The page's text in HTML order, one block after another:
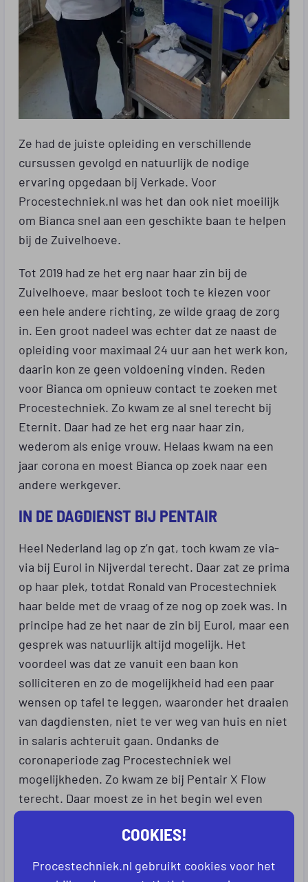
Ze had de juiste opleiding en verschillende
cursussen gevolgd en natuurlijk de nodige
ervaring opgedaan bij Verkade. Voor
Procestechniek.nl was het dan ook niet moeilijk
om Bianca snel aan een geschikte baan te helpen
bij de Zuivelhoeve.
Tot 2019 had ze het erg naar haar zin bij de
Zuivelhoeve, maar besloot toch te kiezen voor
een hele andere richting, ze wilde graag de zorg
in. Een groot nadeel was echter dat ze naast de
opleiding voor maximaal 24 uur aan het werk kon,
daarin kon ze geen voldoening vinden. Reden
voor Bianca om opnieuw contact te zoeken met
Procestechniek. Zo kwam ze al snel terecht bij
Eternit. Daar had ze het erg naar haar zin,
wederom als enige vrouw. Helaas kwam na een
jaar corona en moest Bianca op zoek naar een
andere werkgever.
IN DE DAGDIENST BIJ PENTAIR
Heel Nederland lag op z’n gat, toch kwam ze via-
via bij Eurol in Nijverdal terecht. Daar zat ze prima
op haar plek, totdat Ronald van Procestechniek
haar belde met de vraag of ze nog op zoek was. In
principe had ze het naar de zin bij Eurol, maar een
gesprek was natuurlijk altijd mogelijk. Het
voordeel was dat ze vanuit een baan kon
solliciteren en zo de mogelijkheid had een paar
wensen op tafel te leggen, waaronder het draaien
van dagdiensten, niet te ver weg van huis en niet
in salaris achteruit gaan. Ondanks de
coronaperiode zag Procestechniek wel
mogelijkheden. Zo kwam ze bij Pentair X Flow
terecht. Daar moest ze in het begin wel even
wennen, het gaat hier om een ander soort
productie. Bij Pentair draait het meer om
gewerkt, is dat wel even wennen.
COOKIES!
Procestechniek.nl gebruikt cookies voor het